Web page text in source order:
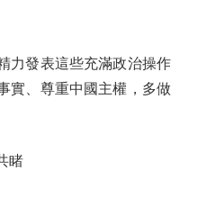
發表這些充滿政治操作
實、尊重中國主權，多做
睹